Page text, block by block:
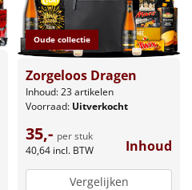
Oude collectie
Zorgeloos Dragen
Inhoud: 23 artikelen
Voorraad: Uitverkocht
35,- per stuk
40,64 incl. BTW Inhoud
Vergelijken